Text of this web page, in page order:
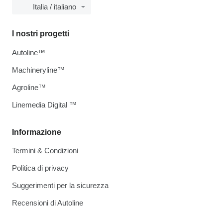
Italia / italiano
Informazione
Termini & Condizioni
Politica di privacy
Suggerimenti per la sicurezza
Recensioni di Autoline
I nostri progetti
Autoline™
Machineryline™
Agroline™
Linemedia Digital ™